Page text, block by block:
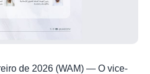
de 2026 (WAM) — O vice-